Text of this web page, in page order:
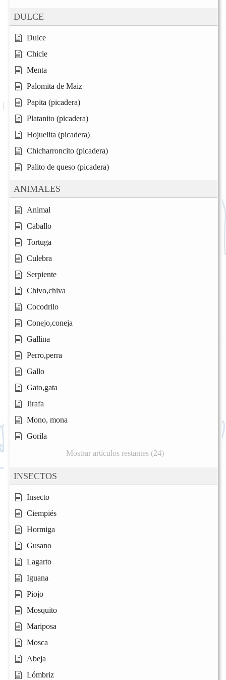
DULCE
Dulce
Chicle
Menta
Palomita de Maiz
Papita (picadera)
Platanito (picadera)
Hojuelita (picadera)
Chicharroncito (picadera)
Palito de queso (picadera)
ANIMALES
Animal
Caballo
Tortuga
Culebra
Serpiente
Chivo,chiva
Cocodrilo
Conejo,coneja
Gallina
Perro,perra
Gallo
Gato,gata
Jirafa
Mono, mona
Gorila
Mostrar artículos restantes (24)
INSECTOS
Insecto
Ciempiés
Hormiga
Gusano
Lagarto
Iguana
Piojo
Mosquito
Mariposa
Mosca
Abeja
Lómbriz